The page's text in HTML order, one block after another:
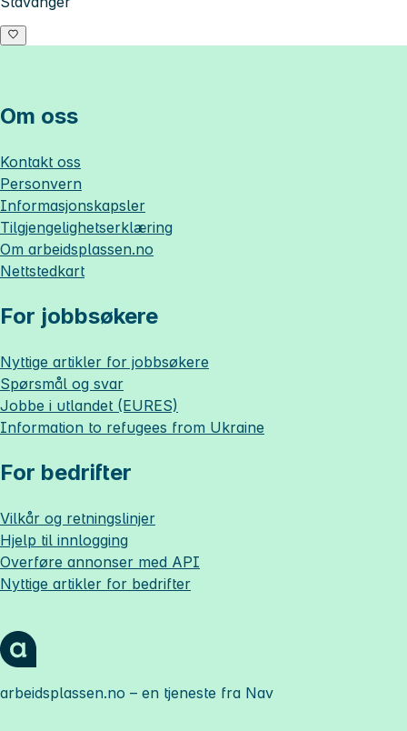
Om oss
Kontakt oss
Personvern
Informasjonskapsler
Tilgjengelighetserklæring
Om arbeidsplassen.no
Nettstedkart
For jobbsøkere
Nyttige artikler for jobbsøkere
Spørsmål og svar
Jobbe i utlandet (EURES)
Information to refugees from Ukraine
For bedrifter
Vilkår og retningslinjer
Hjelp til innlogging
Overføre annonser med API
Nyttige artikler for bedrifter
arbeidsplassen.no – en tjeneste fra Nav